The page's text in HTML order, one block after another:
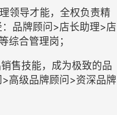
领导才能，全权负责精
：品牌顾问>店长助理>店
综合管理岗；
售技能，成为极致的品
高级品牌顾问>资深品牌